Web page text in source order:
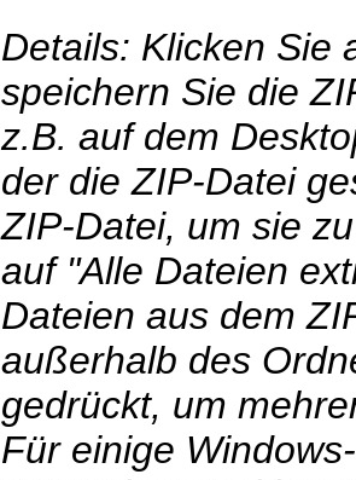
Details: Klicken Sie
speichern Sie die
z.B. auf dem
der die ZIP-Datei
ZIP-Datei, um sie
auf "Alle Dateien
Dateien aus dem
außerhalb des
gedrückt, um
Für einige